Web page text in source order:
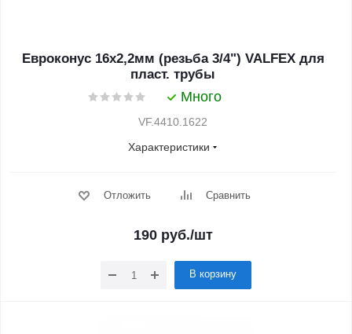
Евроконус 16х2,2мм (резьба 3/4") VALFEX для
пласт. трубы
Много
VF.4410.1622
Характеристики
Отложить Сравнить
190 руб./шт
В корзину